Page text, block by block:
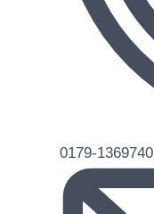
Telefon
0179-1369740